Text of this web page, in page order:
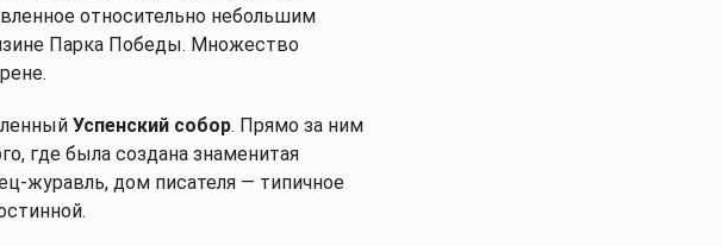
относительно небольшим
Парка Победы. Множество
Успенский собор. Прямо за ним
где была создана знаменитая
журавль, дом писателя — типичное